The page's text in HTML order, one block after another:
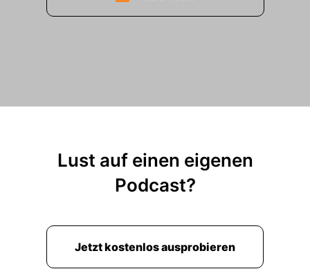
Lust auf einen eigenen
Podcast?
Jetzt kostenlos ausprobieren